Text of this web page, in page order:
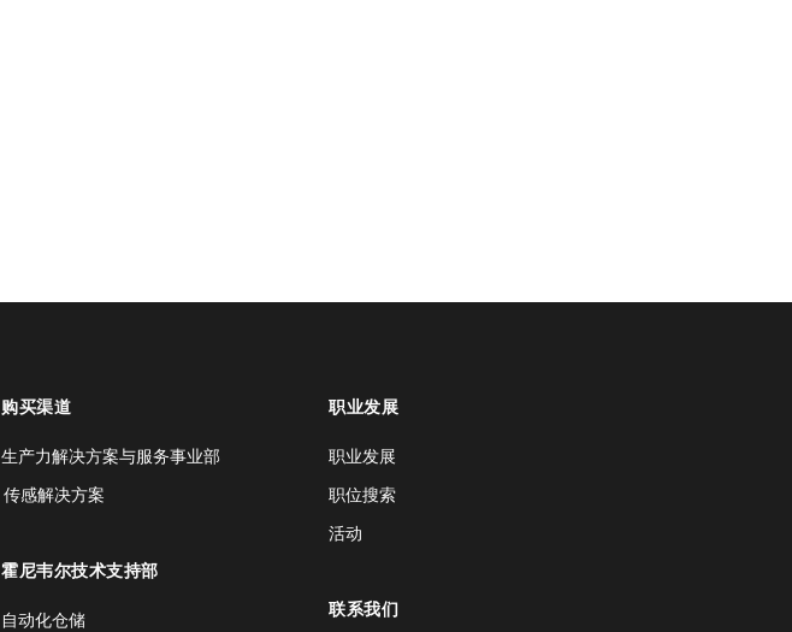
购买渠道
生产力解决方案与服务事业部
传感解决方案
霍尼韦尔技术支持部
自动化仓储
职业发展
职业发展
职位搜索
活动
联系我们